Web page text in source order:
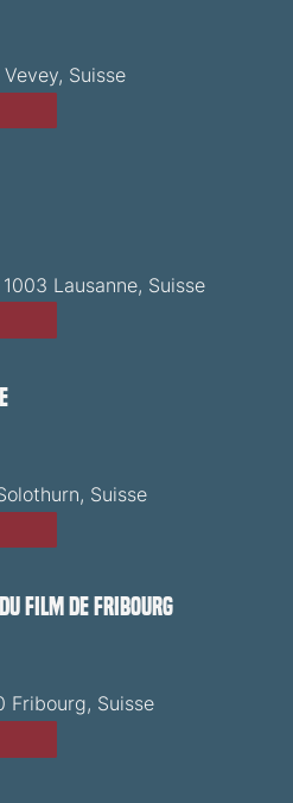
Suisse
Lausanne, Suisse
Suisse
Film de Fribourg
Fribourg, Suisse